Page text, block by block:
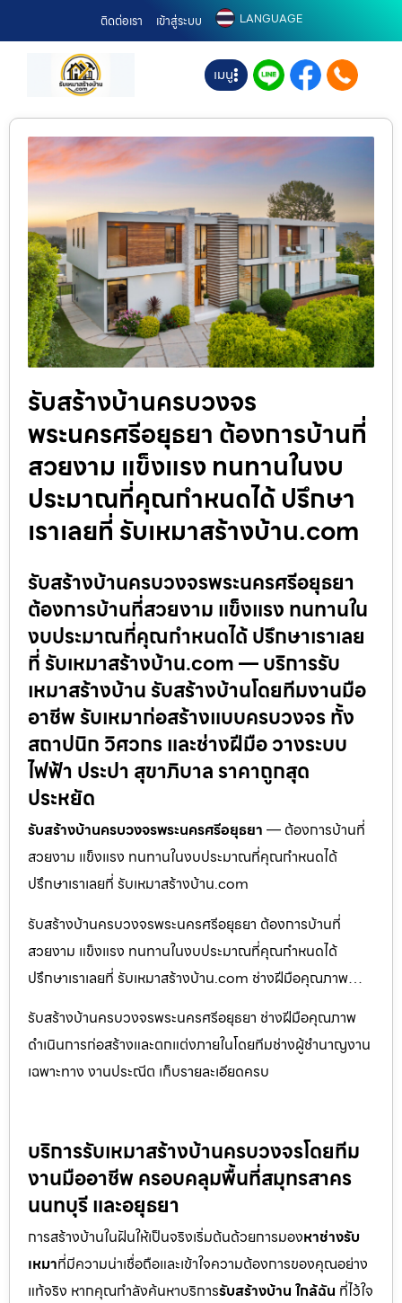
ติดต่อเรา เข้าสู่ระบบ LANGUAGE
เมนู
รับสร้างบ้านครบวงจร
พระนครศรีอยุธยา ต้องการบ้านที่
สวยงาม แข็งแรง ทนทานในงบ
ประมาณที่คุณกำหนดได้ ปรึกษา
เราเลยที่ รับเหมาสร้างบ้าน.com
รับสร้างบ้านครบวงจรพระนครศรีอยุธยา
ต้องการบ้านที่สวยงาม แข็งแรง ทนทานใน
งบประมาณที่คุณกำหนดได้ ปรึกษาเราเลย
ที่ รับเหมาสร้างบ้าน.com — บริการรับ
เหมาสร้างบ้าน รับสร้างบ้านโดยทีมงานมือ
อาชีพ รับเหมาก่อสร้างแบบครบวงจร ทั้ง
สถาปนิก วิศวกร และช่างฝีมือ วางระบบ
ไฟฟ้า ประปา สุขาภิบาล ราคาถูกสุด
ประหยัด
รับสร้างบ้านครบวงจรพระนครศรีอยุธยา — ต้องการบ้านที่
สวยงาม แข็งแรง ทนทานในงบประมาณที่คุณกำหนดได้
ปรึกษาเราเลยที่ รับเหมาสร้างบ้าน.com
รับสร้างบ้านครบวงจรพระนครศรีอยุธยา ต้องการบ้านที่
สวยงาม แข็งแรง ทนทานในงบประมาณที่คุณกำหนดได้
ปรึกษาเราเลยที่ รับเหมาสร้างบ้าน.com ช่างฝีมือคุณภาพ…
รับสร้างบ้านครบวงจรพระนครศรีอยุธยา ช่างฝีมือคุณภาพ
ดำเนินการก่อสร้างและตกแต่งภายในโดยทีมช่างผู้ชำนาญงาน
เฉพาะทาง งานประณีต เก็บรายละเอียดครบ
บริการรับเหมาสร้างบ้านครบวงจรโดยทีม
งานมืออาชีพ ครอบคลุมพื้นที่สมุทรสาคร
นนทบุรี และอยุธยา
การสร้างบ้านในฝันให้เป็นจริงเริ่มต้นด้วยการมองหาช่างรับ
เหมาที่มีความน่าเชื่อถือและเข้าใจความต้องการของคุณอย่าง
แท้จริง หากคุณกำลังค้นหาบริการรับสร้างบ้าน ใกล้ฉัน ที่ไว้ใจ